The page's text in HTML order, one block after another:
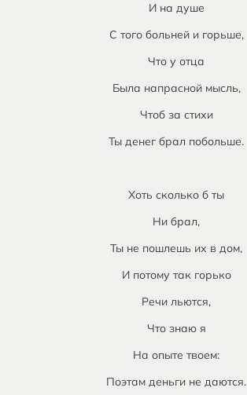
И на душе
С того больней и горьше,
Что у отца
Была напрасной мысль,
Чтоб за стихи
Ты денег брал побольше.
Хоть сколько б ты
Ни брал,
Ты не пошлешь их в дом,
И потому так горько
Речи льются,
Что знаю я
На опыте твоем:
Поэтам деньги не даются.